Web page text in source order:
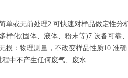
单或无前处理2.可快速对样品做定性分
样化(固体、液体、粉末等)7.设备可靠
损：物理测量，不改变样品性质10.准
程中不产生任何废气、废水